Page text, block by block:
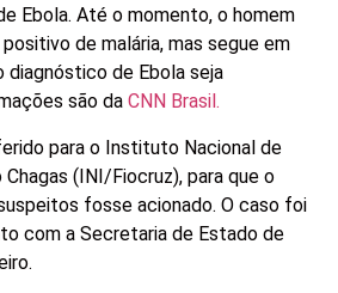
Ebola. Até o momento, o homem
de malária, mas segue em
de Ebola seja
são da CNN Brasil.
para o Instituto Nacional de
(INI/Fiocruz), para que o
fosse acionado. O caso foi
com a Secretaria de Estado de